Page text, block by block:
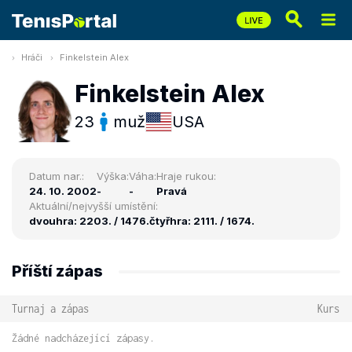
Hráči Finkelstein Alex
Finkelstein Alex
23 muž USA
Datum nar.:
24. 10. 2002
Výška:
-
Váha:
-
Hraje rukou:
Pravá
Aktuální/nejvyšší umístění:
dvouhra: 2203. / 1476.čtyřhra: 2111. / 1674.
Příští zápas
Turnaj a zápas Kurs
Žádné nadcházející zápasy.